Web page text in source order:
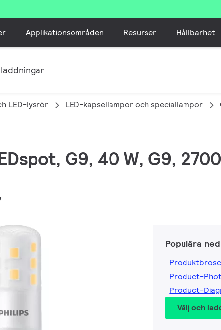
Applikationsområden Resurser Hållbarhet
LED-lysrör LED-kapsellampor och speciallampor
G9, 40 W, G9,
Populära
Product-
Product-
Välj och